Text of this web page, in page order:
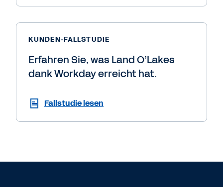
KUNDEN-FALLSTUDIE
Erfahren Sie, was Land O’Lakes
dank Workday erreicht hat.
Fallstudie lesen